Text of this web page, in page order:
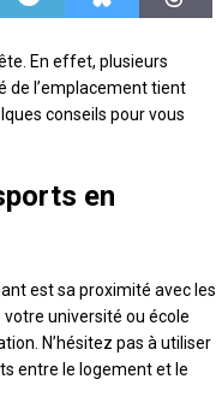
En effet, plusieurs
de l’emplacement tient
conseils pour vous
en
est sa proximité avec les
votre université ou école
N’hésitez pas à utiliser
entre le logement et le